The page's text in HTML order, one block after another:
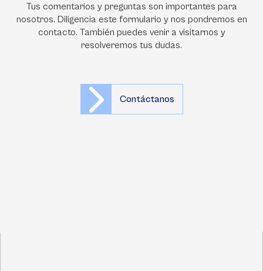
Tus comentarios y preguntas son importantes para
nosotros. Diligencia este formulario y nos pondremos en
contacto. También puedes venir a visitarnos y
resolveremos tus dudas.
Contáctanos